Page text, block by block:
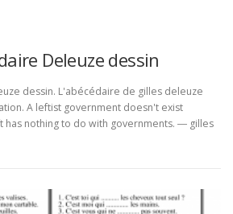
Deleuze dessin
dessin. L'abécédaire de gilles deleuze
A leftist government doesn't exist
has nothing to do with governments. ― gilles